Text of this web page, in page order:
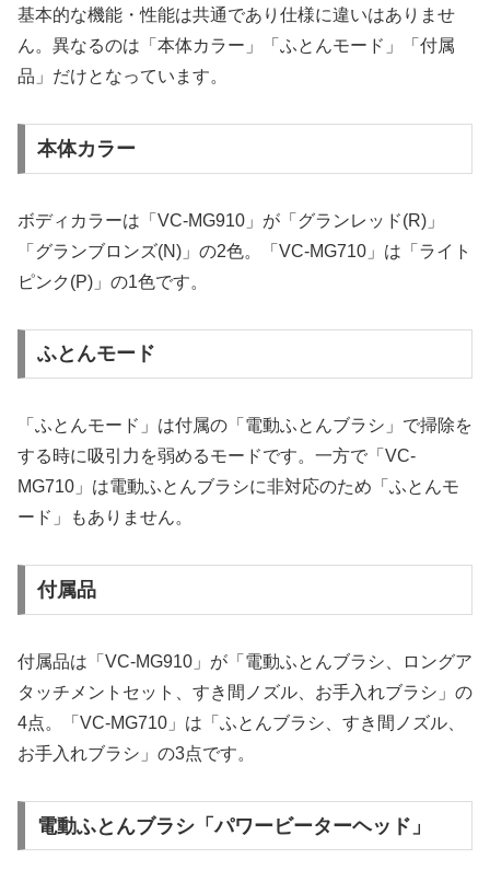
基本的な機能・性能は共通であり仕様に違いはありませ
ん。異なるのは「本体カラー」「ふとんモード」「付属
品」だけとなっています。
本体カラー
ボディカラーは「VC-MG910」が「グランレッド(R)」
「グランブロンズ(N)」の2色。「VC-MG710」は「ライト
ピンク(P)」の1色です。
ふとんモード
「ふとんモード」は付属の「電動ふとんブラシ」で掃除を
する時に吸引力を弱めるモードです。一方で「VC-
MG710」は電動ふとんブラシに非対応のため「ふとんモ
ード」もありません。
付属品
付属品は「VC-MG910」が「電動ふとんブラシ、ロングア
タッチメントセット、すき間ノズル、お手入れブラシ」の
4点。「VC-MG710」は「ふとんブラシ、すき間ノズル、
お手入れブラシ」の3点です。
電動ふとんブラシ「パワービーターヘッド」